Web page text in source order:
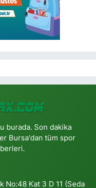
burada. Son dakika
Bursa'dan tüm spor
No:48 Kat 3 D 11 (Seda